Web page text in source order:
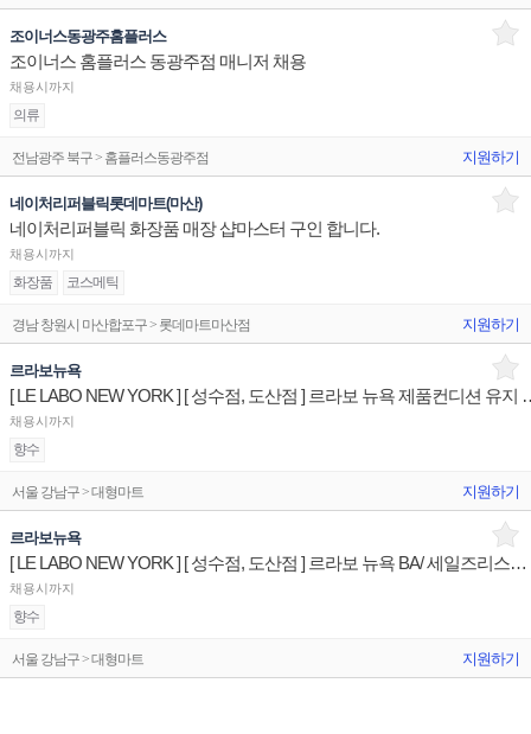
조이너스동광주홈플러스
조이너스 홈플러스 동광주점 매니저 채용
채용시까지
의류
전남광주 북구 > 홈플러스동광주점 지원하기
네이처리퍼블릭롯데마트(마산)
네이처리퍼블릭 화장품 매장 샵마스터 구인 합니다.
채용시까지
화장품 코스메틱
경남 창원시 마산합포구 > 롯데마트마산점 지원하기
르라보뉴욕
[ LE LABO NEW
채용시까지
향수
서울 강남구 > 대형마트 지원하기
르라보뉴욕
[ LE LABO NEW YORK ] [ 성수점, 도산점 ] 르라보 뉴욕 BA/ 세일즈리스트 매장판매직원
채용시까지
향수
서울 강남구 > 대형마트 지원하기